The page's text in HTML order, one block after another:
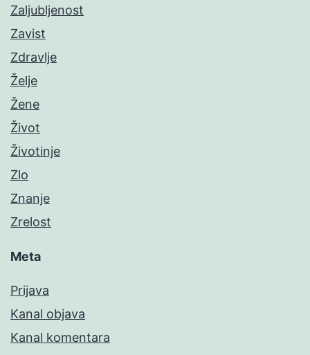
Zaljubljenost
Zavist
Zdravlje
Želje
Žene
Život
Životinje
Zlo
Znanje
Zrelost
Meta
Prijava
Kanal objava
Kanal komentara